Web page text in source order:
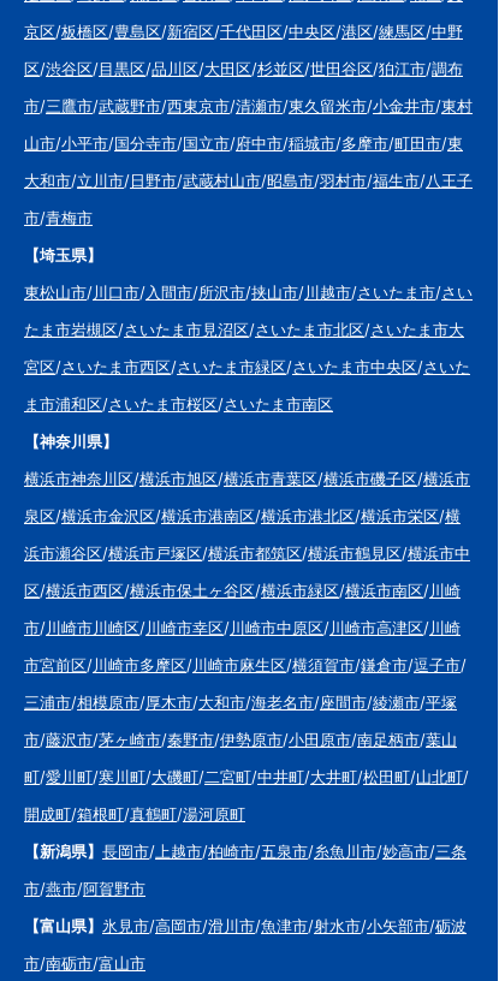
京区/板橋区/豊島区/新宿区/千代田区/中央区/港区/練馬区/中野
区/渋谷区/目黒区/品川区/大田区/杉並区/世田谷区/狛江市/調布
市/三鷹市/武蔵野市/西東京市/清瀬市/東久留米市/小金井市/東村
山市/小平市/国分寺市/国立市/府中市/稲城市/多摩市/町田市/東
大和市/立川市/日野市/武蔵村山市/昭島市/羽村市/福生市/八王子
市/青梅市
【埼玉県】
東松山市/川口市/入間市/所沢市/挟山市/川越市/さいたま市/さい
たま市岩槻区/さいたま市見沼区/さいたま市北区/さいたま市大
宮区/さいたま市西区/さいたま市緑区/さいたま市中央区/さいた
ま市浦和区/さいたま市桜区/さいたま市南区
【神奈川県】
横浜市神奈川区/横浜市旭区/横浜市青葉区/横浜市磯子区/横浜市
泉区/横浜市金沢区/横浜市港南区/横浜市港北区/横浜市栄区/横
浜市瀬谷区/横浜市戸塚区/横浜市都筑区/横浜市鶴見区/横浜市中
区/横浜市西区/横浜市保土ヶ谷区/横浜市緑区/横浜市南区/川崎
市/川崎市川崎区/川崎市幸区/川崎市中原区/川崎市高津区/川崎
市宮前区/川崎市多摩区/川崎市麻生区/横須賀市/鎌倉市/逗子市/
三浦市/相模原市/厚木市/大和市/海老名市/座間市/綾瀬市/平塚
市/藤沢市/茅ヶ崎市/秦野市/伊勢原市/小田原市/南足柄市/葉山
町/愛川町/寒川町/大磯町/二宮町/中井町/大井町/松田町/山北町/
開成町/箱根町/真鶴町/湯河原町
【新潟県】 長岡市/ 上越市/柏崎市/五泉市/糸魚川市/妙高市/三条
市/燕市/阿賀野市
【富山県】 氷見市/高岡市/滑川市/魚津市/射水市/小矢部市/砺波
市/南砺市/富山市